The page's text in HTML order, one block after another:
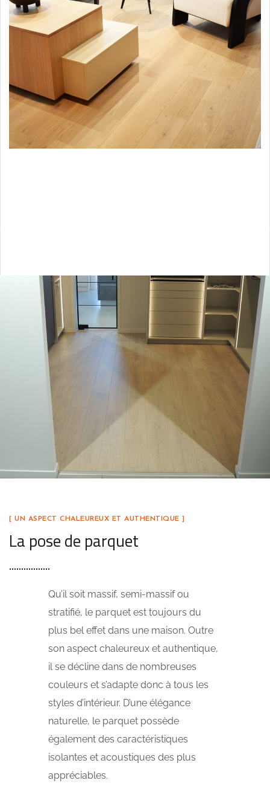
[ UN ASPECT CHALEUREUX ET AUTHENTIQUE ]
La pose de parquet
Qu’il soit massif, semi-massif ou
stratifié, le parquet est toujours du
plus bel effet dans une maison. Outre
son aspect chaleureux et authentique,
il se décline dans de nombreuses
couleurs et s’adapte donc à tous les
styles d’intérieur. D’une élégance
naturelle, le parquet possède
également des caractéristiques
isolantes et acoustiques des plus
appréciables.